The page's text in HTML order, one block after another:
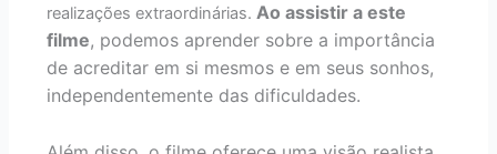
realizações extraordinárias.Ao assistir a este
filme, podemos aprender sobre a importância
de acreditar em si mesmos e em seus sonhos,
independentemente das dificuldades.